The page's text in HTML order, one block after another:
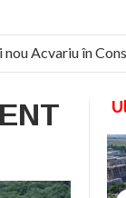
Acvariu în